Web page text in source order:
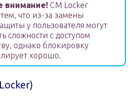
внимание! CM Locker
что из-за замены
у пользователя могут
сложности с доступом
однако блокировку
хорошо.